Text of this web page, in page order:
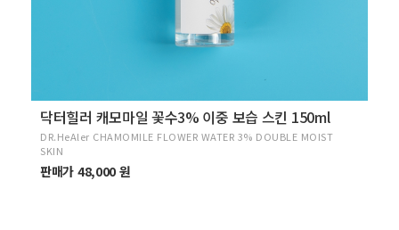
닥터힐러 캐모마일 꽃수3% 이중 보습 스킨 150ml
DR.HeAler CHAMOMILE FLOWER WATER 3% DOUBLE MOIST
SKIN
판매가 48,000 원